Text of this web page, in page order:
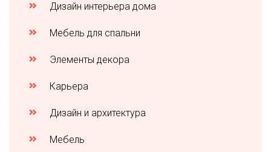
Дизайн интерьера дома
Мебель для спальни
Элементы декора
Карьера
Дизайн и архитектура
Мебель